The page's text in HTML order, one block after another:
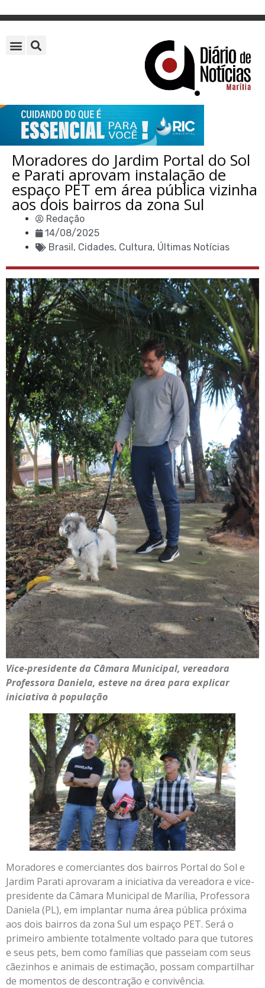
Moradores do Jardim Portal do Sol
e Parati aprovam instalação de
espaço PET em área pública vizinha
aos dois bairros da zona Sul
Redação
14/08/2025
Brasil, Cidades, Cultura, Últimas Notícias
Vice-presidente da Câmara Municipal, vereadora
Professora Daniela, esteve na área para explicar
iniciativa à população
Moradores e comerciantes dos bairros Portal do Sol e
Jardim Parati aprovaram a iniciativa da vereadora e vice-
presidente da Câmara Municipal de Marília, Professora
Daniela (PL), em implantar numa área pública próxima
aos dois bairros da zona Sul um espaço PET. Será o
primeiro ambiente totalmente voltado para que tutores
e seus pets, bem como famílias que passeiam com seus
cãezinhos e animais de estimação, possam compartilhar
de momentos de descontração e convivência.